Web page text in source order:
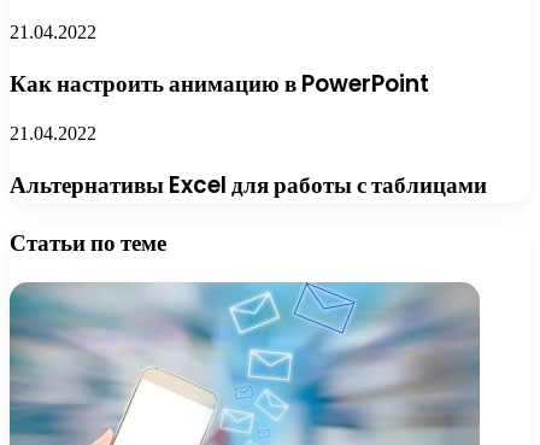
21.04.2022
Как настроить анимацию в PowerPoint
21.04.2022
Альтернативы Excel для работы с таблицами
Статьи по теме